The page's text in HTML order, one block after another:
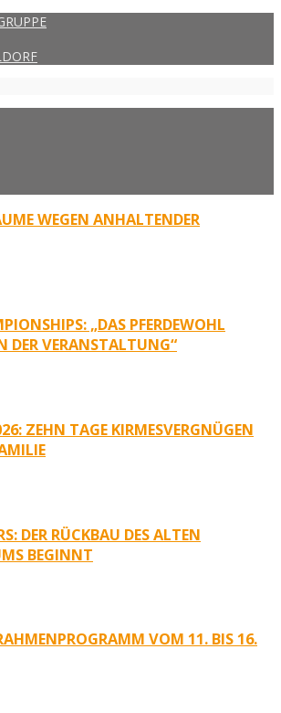
WEGEN ANHALTENDER
„DAS PFERDEWOHL
DER VERANSTALTUNG“
ZEHN TAGE KIRMESVERGNÜGEN
DER RÜCKBAU DES ALTEN
BEGINNT
VOM 11. BIS 16.